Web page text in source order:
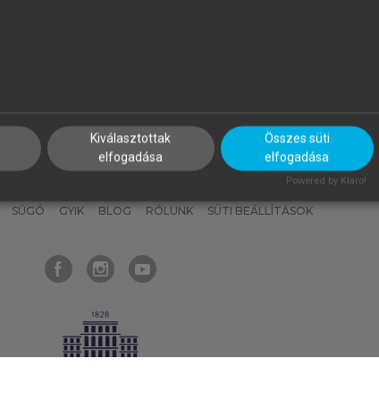
MI – ÁLTALÁNOS IRÁNYELVEK
SÚGÓ GYIK BLOG RÓLUNK SÜTI BEÁLLÍTÁSOK
Kiválasztottak
elfogadása
Összes süti
elfogadása
Powered by Klaro!